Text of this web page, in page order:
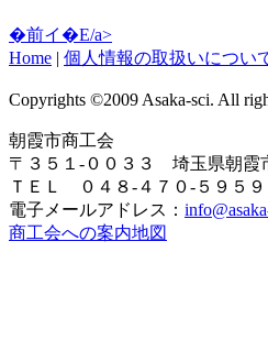
�前イ�E/a>
Home | 個人情報の取扱いについ
Copyrights ©2009 Asaka-sci. All
朝霞市商工会
〒３５１-００３３ 埼玉県朝霞
ＴＥＬ ０４８-４７０-５９
電子メールアドレス：
商工会への案内地図